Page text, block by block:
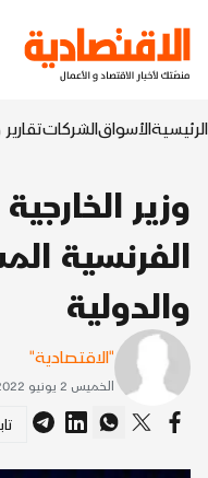
الرئيسيةالأسواقالشركات
وزير
الفرنسية
والدولية
"الاقتصادية"
الخميس 2 يونيو 2022 19:6